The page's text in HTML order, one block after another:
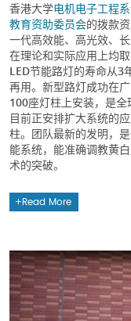
香港大学电机电子工程系
教育资助委员会的拨款
一代高效能、高光效、
在理论和实际应用上均
LED节能路灯的寿命从3
再用。新型路灯成功在
100座灯柱上安装，是
目前正安排扩大系统的
柱。团队最新的发明，
能系统，能准确调教黄
术的突破。
Read More